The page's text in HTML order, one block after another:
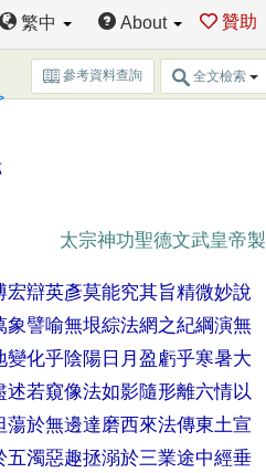
繁中 About 贊助
參考資料查詢 全文檢索
太宗神功聖德文武皇帝製
宏辯英彥莫能究其旨精微妙說
象譬喻無垠綜法網之紀綱演無
變化乎陰陽日月盈虧乎寒暑大
述若窺像法如影隨形離六情以
蕩於無邊達磨西來法傳東土宣
五濁惡趣拯溺於三業途中經垂